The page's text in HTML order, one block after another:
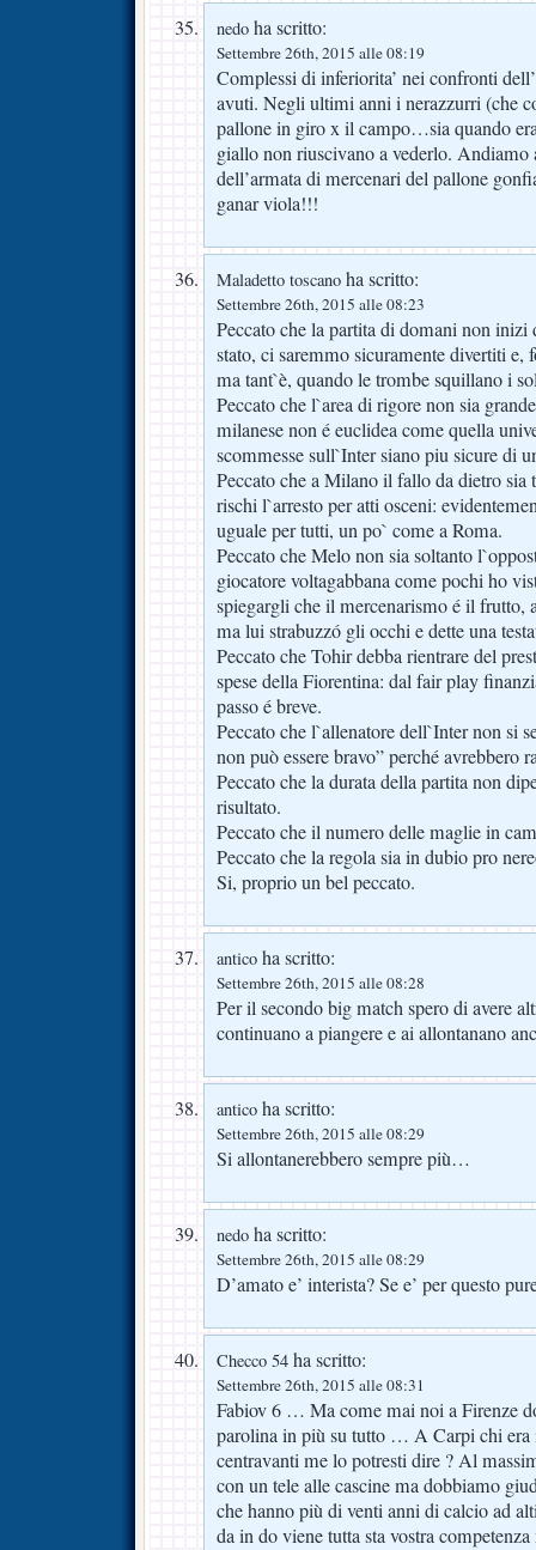
nedo ha scritto:
Settembre 26th, 2015 alle 08:19
Complessi di inferiorita’ nei confronti
avuti. Negli ultimi anni i nerazzurri (che
pallone in giro x il campo…sia quando
giallo non riuscivano a vederlo. Andiamo
dell’armata di mercenari del pallone
ganar viola!!!
Maladetto toscano ha scritto:
Settembre 26th, 2015 alle 08:23
Peccato che la partita di domani non inizi
stato, ci saremmo sicuramente divertiti e,
ma tant`è, quando le trombe squillano i
Peccato che l`area di rigore non sia
milanese non é euclidea come quella
scommesse sull`Inter siano piu sicure di
Peccato che a Milano il fallo da dietro sia
rischi l`arresto per atti osceni:
uguale per tutti, un po` come a Roma.
Peccato che Melo non sia soltanto
giocatore voltagabbana come pochi ho
spiegargli che il mercenarismo é il frutto,
ma lui strabuzzó gli occhi e dette una
Peccato che Tohir debba rientrare del
spese della Fiorentina: dal fair play
passo é breve.
Peccato che l`allenatore dell`Inter non si
non può essere bravo” perché avrebbero
Peccato che la durata della partita non
risultato.
Peccato che il numero delle maglie in
Peccato che la regola sia in dubio pro
Si, proprio un bel peccato.
antico ha scritto:
Settembre 26th, 2015 alle 08:28
Per il secondo big match spero di avere
continuano a piangere e ai allontanano
antico ha scritto:
Settembre 26th, 2015 alle 08:29
Si allontanerebbero sempre più…
nedo ha scritto:
Settembre 26th, 2015 alle 08:29
D’amato e’ interista? Se e’ per questo
Checco 54 ha scritto:
Settembre 26th, 2015 alle 08:31
Fabiov 6 … Ma come mai noi a Firenze
parolina in più su tutto … A Carpi chi era
centravanti me lo potresti dire ? Al
con un tele alle cascine ma dobbiamo
che hanno più di venti anni di calcio ad
da in do viene tutta sta vostra